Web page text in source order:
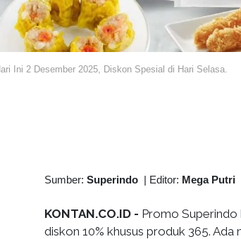
Ini 2 Desember 2025, Diskon Spesial di Hari Selasa.
Sumber: Superindo | Editor: Mega Putri
KONTAN.CO.ID - Promo Superindo
diskon 10% khusus produk 365.